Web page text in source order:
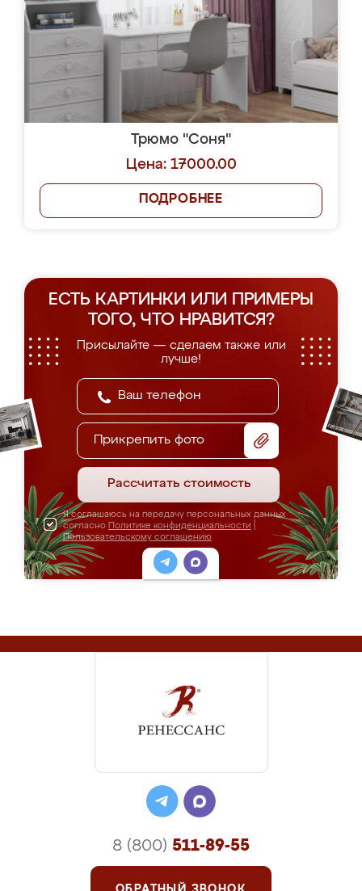
Трюмо "Соня"
Цена: 17000.00
ПОДРОБНЕЕ
ЕСТЬ КАРТИНКИ ИЛИ ПРИМЕРЫ
ТОГО, ЧТО НРАВИТСЯ?
Присылайте — сделаем также или
лучше!
Прикрепить фото
Рассчитать стоимость
Я соглашаюсь на передачу персональных данных
согласно Политике конфиденциальности
Пользовательскому соглашению
8 (800) 511-89-55